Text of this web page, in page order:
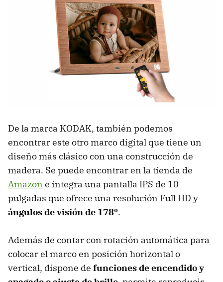
De la marca KODAK, también podemos
encontrar este otro marco digital que tiene un
diseño más clásico con una construcción de
madera. Se puede encontrar en la tienda de
Amazon e integra una pantalla IPS de 10
pulgadas que ofrece una resolución Full HD y
ángulos de visión de 178º.
Además de contar con rotación automática para
colocar el marco en posición horizontal o
vertical, dispone de funciones de encendido y